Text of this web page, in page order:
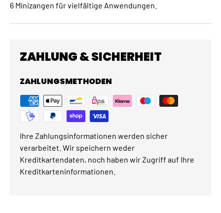
6 Minizangen für vielfältige Anwendungen.
ZAHLUNG & SICHERHEIT
ZAHLUNGSMETHODEN
Ihre Zahlungsinformationen werden sicher
verarbeitet. Wir speichern weder
Kreditkartendaten, noch haben wir Zugriff auf Ihre
Kreditkarteninformationen.